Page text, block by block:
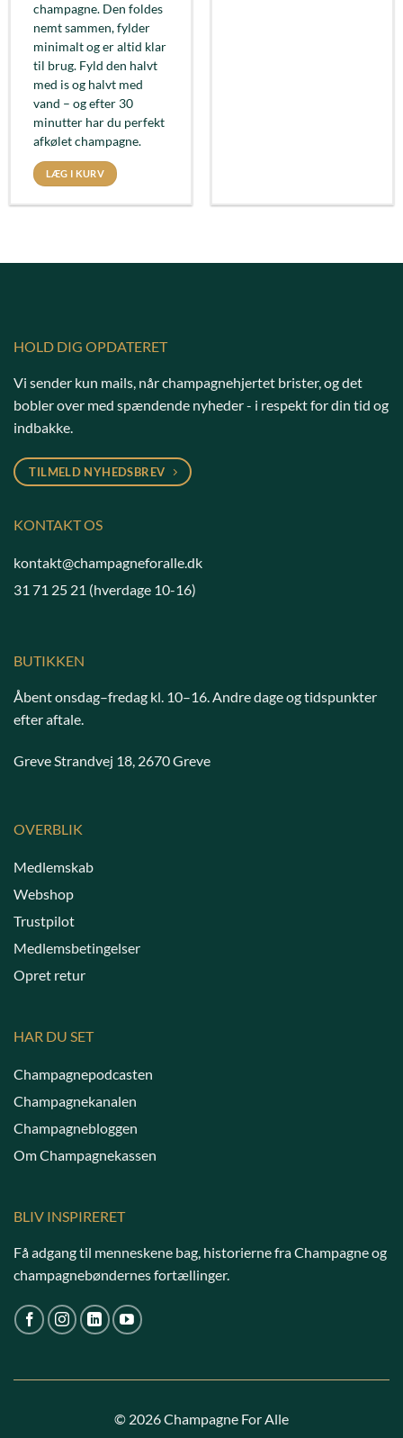
champagne. Den foldes
nemt sammen, fylder
minimalt og er altid klar
til brug. Fyld den halvt
med is og halvt med
vand – og efter 30
minutter har du perfekt
afkølet champagne.
LÆG I KURV
HOLD DIG OPDATERET
Vi sender kun mails, når champagnehjertet brister, og det
bobler over med spændende nyheder - i respekt for din tid og
indbakke.
TILMELD NYHEDSBREV
KONTAKT OS
kontakt@champagneforalle.dk
31 71 25 21 (hverdage 10-16)
BUTIKKEN
Åbent onsdag–fredag kl. 10–16. Andre dage og tidspunkter
efter aftale.
Greve Strandvej 18, 2670 Greve
OVERBLIK
Medlemskab
Webshop
Trustpilot
Medlemsbetingelser
Opret retur
HAR DU SET
Champagnepodcasten
Champagnekanalen
Champagnebloggen
Om Champagnekassen
BLIV INSPIRERET
Få adgang til menneskene bag, historierne fra Champagne og
champagnebøndernes fortællinger.
© 2026 Champagne For Alle